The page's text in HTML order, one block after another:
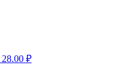
28.00 ₽